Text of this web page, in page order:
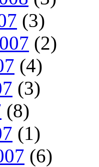
(3)
(2)
(4)
(3)
(8)
(1)
(6)